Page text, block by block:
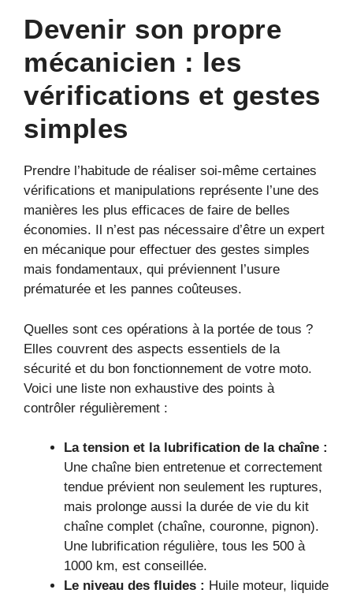
Devenir son propre
mécanicien : les
vérifications et gestes
simples
Prendre l’habitude de réaliser soi-même certaines
vérifications et manipulations représente l’une des
manières les plus efficaces de faire de belles
économies. Il n’est pas nécessaire d’être un expert
en mécanique pour effectuer des gestes simples
mais fondamentaux, qui préviennent l’usure
prématurée et les pannes coûteuses.
Quelles sont ces opérations à la portée de tous ?
Elles couvrent des aspects essentiels de la
sécurité et du bon fonctionnement de votre moto.
Voici une liste non exhaustive des points à
contrôler régulièrement :
La tension et la lubrification de la chaîne :
Une chaîne bien entretenue et correctement
tendue prévient non seulement les ruptures,
mais prolonge aussi la durée de vie du kit
chaîne complet (chaîne, couronne, pignon).
Une lubrification régulière, tous les 500 à
1000 km, est conseillée.
Le niveau des fluides : Huile moteur, liquide